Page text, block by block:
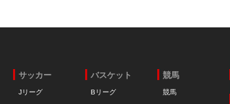
サッカー
Jリーグ
バスケット
Bリーグ
競馬
競馬